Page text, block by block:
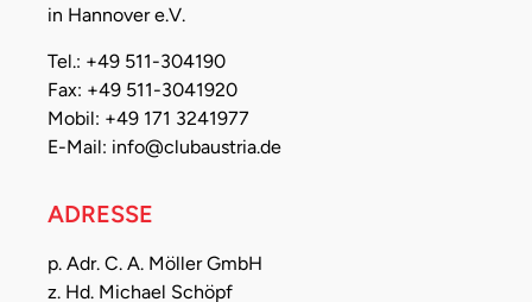
in Hannover e.V.
Tel.: +49 511-304190
Fax: +49 511-3041920
Mobil: +49 171 3241977
E-Mail: info@clubaustria.de
ADRESSE
p. Adr. C. A. Möller GmbH
z. Hd. Michael Schöpf